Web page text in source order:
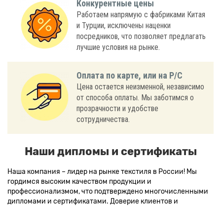
Конкурентные цены
Работаем напрямую с фабриками Китая
и Турции, исключены наценки
посредников, что позволяет предлагать
лучшие условия на рынке.
Оплата по карте, или на Р/С
Цена остается неизменной, независимо
от способа оплаты. Мы заботимся о
прозрачности и удобстве
сотрудничества.
Наши дипломы и сертификаты
Наша компания – лидер на рынке текстиля в России! Мы
гордимся высоким качеством продукции и
профессионализмом, что подтверждено многочисленными
дипломами и сертификатами. Доверие клиентов и